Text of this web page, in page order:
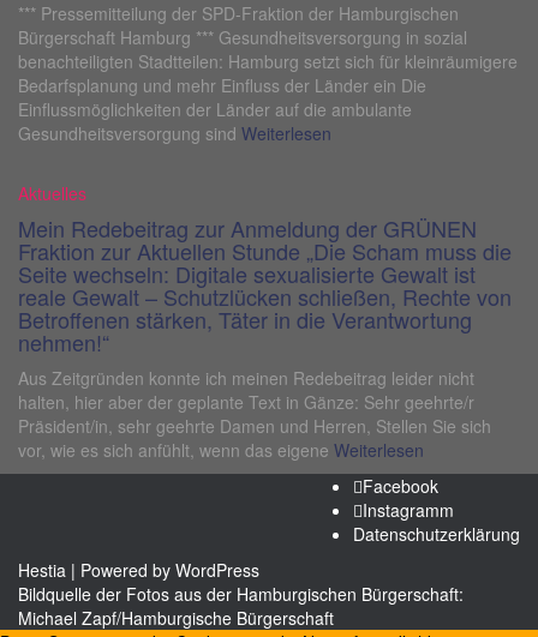
*** Pressemitteilung der SPD-Fraktion der Hamburgischen
Bürgerschaft Hamburg *** Gesundheitsversorgung in sozial
benachteiligten Stadtteilen: Hamburg setzt sich für kleinräumigere
Bedarfsplanung und mehr Einfluss der Länder ein Die
Einflussmöglichkeiten der Länder auf die ambulante
Gesundheitsversorgung sind Weiterlesen
Aktuelles
Mein Redebeitrag zur Anmeldung der GRÜNEN
Fraktion zur Aktuellen Stunde „Die Scham muss die
Seite wechseln: Digitale sexualisierte Gewalt ist
reale Gewalt – Schutzlücken schließen, Rechte von
Betroffenen stärken, Täter in die Verantwortung
nehmen!“
Aus Zeitgründen konnte ich meinen Redebeitrag leider nicht
halten, hier aber der geplante Text in Gänze: Sehr geehrte/r
Präsident/in, sehr geehrte Damen und Herren, Stellen Sie sich
vor, wie es sich anfühlt, wenn das eigene Weiterlesen
Facebook
Instagramm
Datenschutzerklärung
Hestia | Powered by WordPress
Bildquelle der Fotos aus der Hamburgischen Bürgerschaft:
Michael Zapf/Hamburgische Bürgerschaft